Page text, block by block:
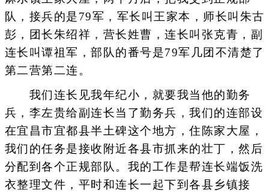
队，接兵的是79军，军长叫王家本，师长叫朱古
彭，团长朱绍祥，营长姓曹，连长叫张克青，副
连长叫谭祖军，部队的番号是79军几团不清楚了
第二营第二连。
我们连长见我年纪小，就要我当他的勤务
兵，李左贵给副连长当了勤务兵，我们的连部设
在宜昌市宜都县半土碑这个地方，住陈家大屋，
我们的任务是接收附近各县市抓来的壮丁，然后
分配到各个正规部队。我的工作是帮连长端饭洗
衣整理文件，平时和连长一起下到各县乡镇接